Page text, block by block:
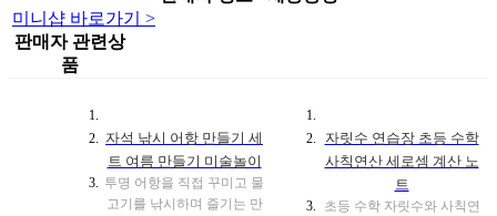
미니샵 바로가기 >
판매자 관련상
품
자석 낚시 어항 만들기 세
트 여름 만들기 미술놀이
투명 어항을 직접 꾸미고 물
고기를 낚시하며 즐기는 만
자릿수 연습장 초등 수학
사칙연산 세로셈 계산 노
트
초등 수학 자릿수와 사칙연